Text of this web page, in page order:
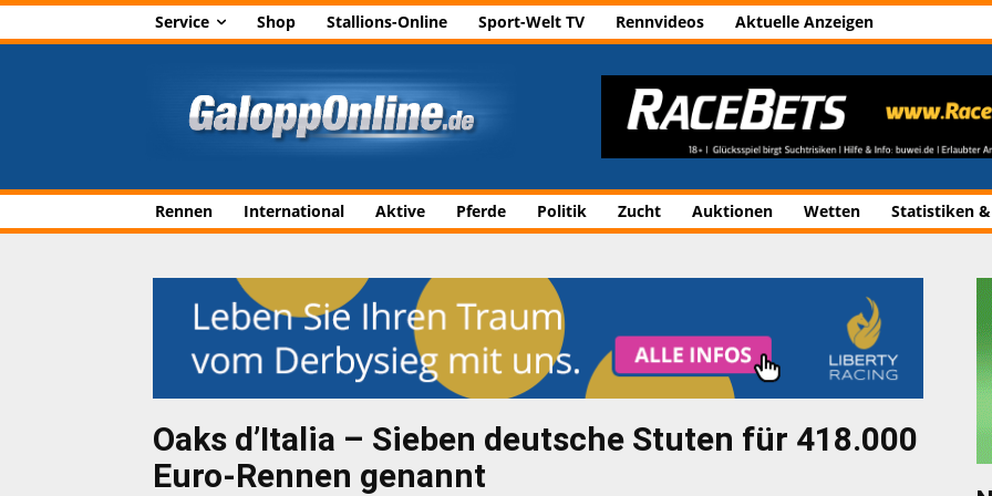
Service Shop Stallions-Online Sport-Welt TV Rennvideos Aktuelle Anzeigen
Rennen International Aktive Pferde Politik Zucht Auktionen Wetten Statistiken
Oaks d’Italia – Sieben deutsche Stuten für 418.000
Euro-Rennen genannt